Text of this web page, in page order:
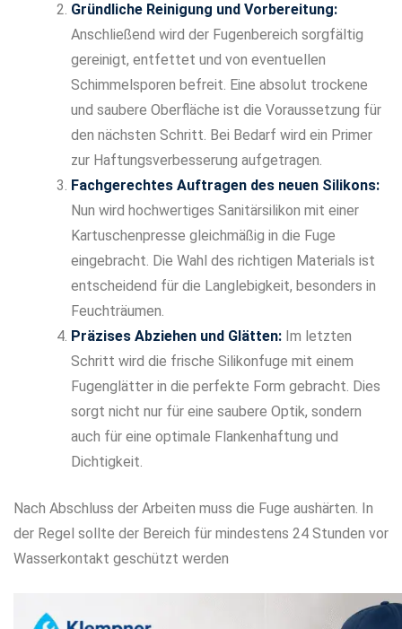
Gründliche Reinigung und Vorbereitung:
Anschließend wird der Fugenbereich sorgfältig
gereinigt, entfettet und von eventuellen
Schimmelsporen befreit. Eine absolut trockene
und saubere Oberfläche ist die Voraussetzung für
den nächsten Schritt. Bei Bedarf wird ein Primer
zur Haftungsverbesserung aufgetragen.
Fachgerechtes Auftragen des neuen Silikons:
Nun wird hochwertiges Sanitärsilikon mit einer
Kartuschenpresse gleichmäßig in die Fuge
eingebracht. Die Wahl des richtigen Materials ist
entscheidend für die Langlebigkeit, besonders in
Feuchträumen.
Präzises Abziehen und Glätten: Im letzten
Schritt wird die frische Silikonfuge mit einem
Fugenglätter in die perfekte Form gebracht. Dies
sorgt nicht nur für eine saubere Optik, sondern
auch für eine optimale Flankenhaftung und
Dichtigkeit.
Nach Abschluss der Arbeiten muss die Fuge aushärten. In
der Regel sollte der Bereich für mindestens 24 Stunden vor
Wasserkontakt geschützt werden